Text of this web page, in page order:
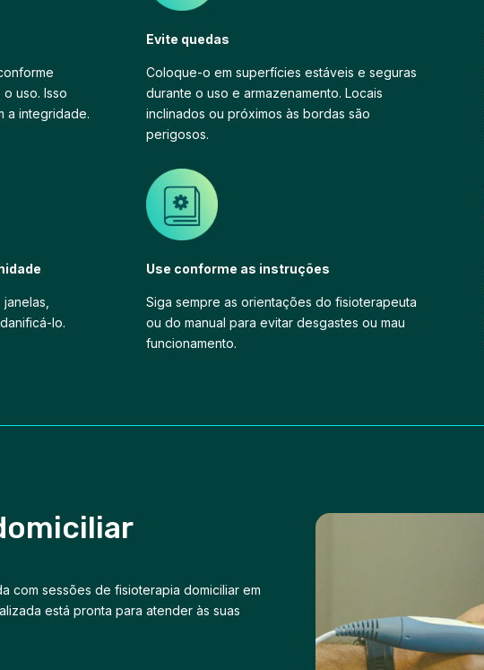
uso. Isso
a integridade.
Evite quedas
Coloque-o em superfícies estáveis e seguras
durante o uso e armazenamento. Locais
inclinados ou próximos às bordas são
perigosos.
lo.
Use conforme as instruções
Siga sempre as orientações do fisioterapeuta
ou do manual para evitar desgastes ou mau
funcionamento.
com sessões de fisioterapia domiciliar em
está pronta para atender às suas